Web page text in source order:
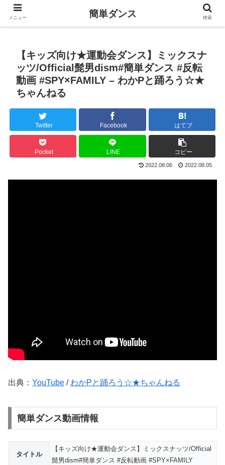
【キッズ向け★運動会ダンス】ミックスナ
ッツ/Official髭男dism#簡単ダンス #反転
動画 #SPY×FAMILY – わかPと踊ろう☆★
ちゃんねる
Twitter Facebook はてブ
Pocket LINE コピー
2022.08.06 2022.08.05
出典： YouTube / わかPと踊ろう☆★ちゃんねる
簡単ダンス動画情報
タイトル
【キッズ向け★運動会ダンス】ミックスナッツ/Official
髭男dism#簡単ダンス #反転動画 #SPY×FAMILY
メニュー 簡単ダンス 検索